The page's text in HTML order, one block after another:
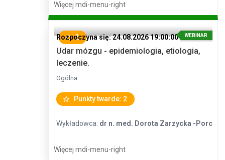
Więcej mdi-menu-right
WEBINAR
2
Rozpoczyna się: 24.08.2026 19:00:00
Udar mózgu - epidemiologia, etiologia,
leczenie.
Ogólna
Punkty twarde: 2
Wykładowca: dr n. med. Dorota Zarzycka -Porc
Więcej mdi-menu-right